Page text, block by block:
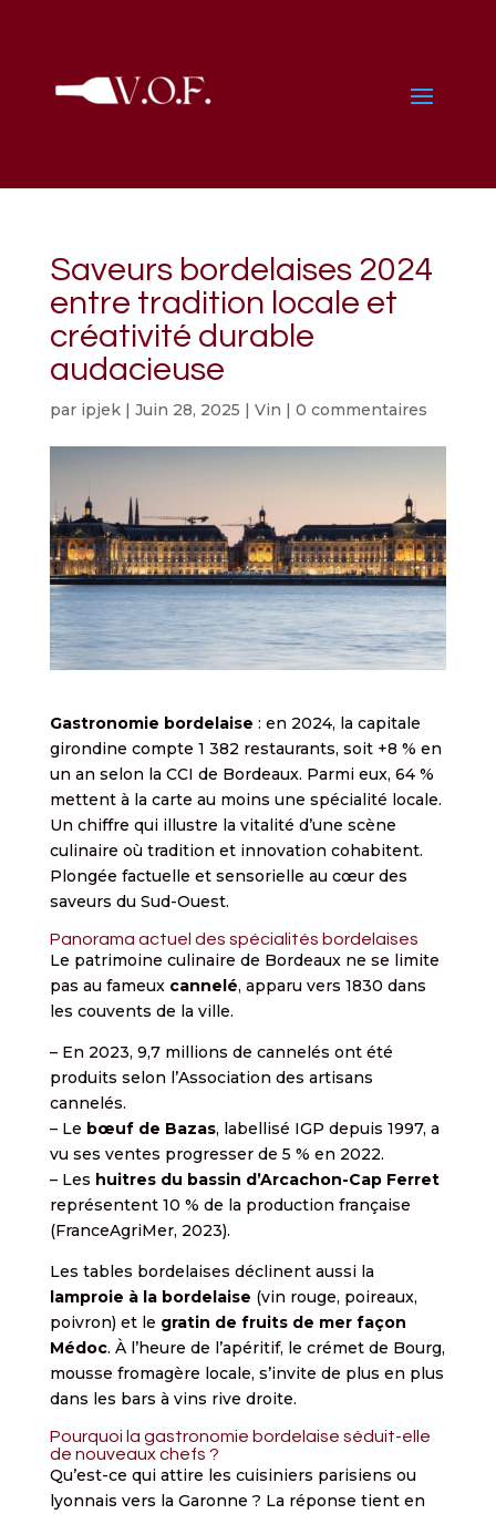
Saveurs bordelaises 2024
entre tradition locale et
créativité durable
audacieuse
par ipjek| Juin 28, 2025 | Vin | 0 commentaires
Gastronomie bordelaise : en 2024, la capitale
girondine compte 1 382 restaurants, soit +8 % en
un an selon la CCI de Bordeaux. Parmi eux, 64 %
mettent à la carte au moins une spécialité locale.
Un chiffre qui illustre la vitalité d’une scène
culinaire où tradition et innovation cohabitent.
Plongée factuelle et sensorielle au cœur des
saveurs du Sud-Ouest.
Panorama actuel des spécialités bordelaises
Le patrimoine culinaire de Bordeaux ne se limite
pas au fameux cannelé, apparu vers 1830 dans
les couvents de la ville.
– En 2023, 9,7 millions de cannelés ont été
produits selon l’Association des artisans
cannelés.
– Le bœuf de Bazas, labellisé IGP depuis 1997, a
vu ses ventes progresser de 5 % en 2022.
– Les huitres du bassin d’Arcachon-Cap Ferret
représentent 10 % de la production française
(FranceAgriMer, 2023).
Les tables bordelaises déclinent aussi la
lamproie à la bordelaise (vin rouge, poireaux,
poivron) et le gratin de fruits de mer façon
Médoc. À l’heure de l’apéritif, le crémet de Bourg,
mousse fromagère locale, s’invite de plus en plus
dans les bars à vins rive droite.
Pourquoi la gastronomie bordelaise séduit-elle
de nouveaux chefs ?
Qu’est-ce qui attire les cuisiniers parisiens ou
lyonnais vers la Garonne ? La réponse tient en